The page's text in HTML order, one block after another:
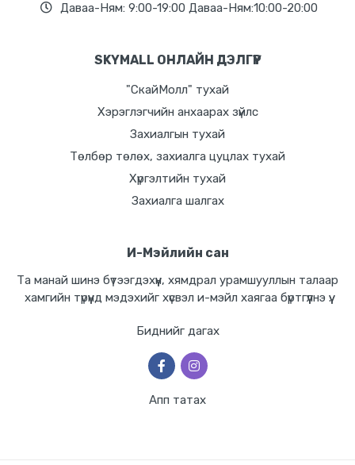
Даваа-Ням: 9:00-19:00 Даваа-Ням:10:00-20:00
SKYMALL ОНЛАЙН ДЭЛГҮҮР
"СкайМолл" тухай
Хэрэглэгчийн анхаарах зүйлс
Захиалгын тухай
Төлбөр төлөх, захиалга цуцлах тухай
Хүргэлтийн тухай
Захиалга шалгах
И-Мэйлийн сан
Та манай шинэ бүтээгдэхүүн, хямдрал урамшууллын талаар
хамгийн түрүүнд мэдэхийг хүсвэл и-мэйл хаягаа бүртгүүлнэ үү.
Биднийг дагах
Апп татах